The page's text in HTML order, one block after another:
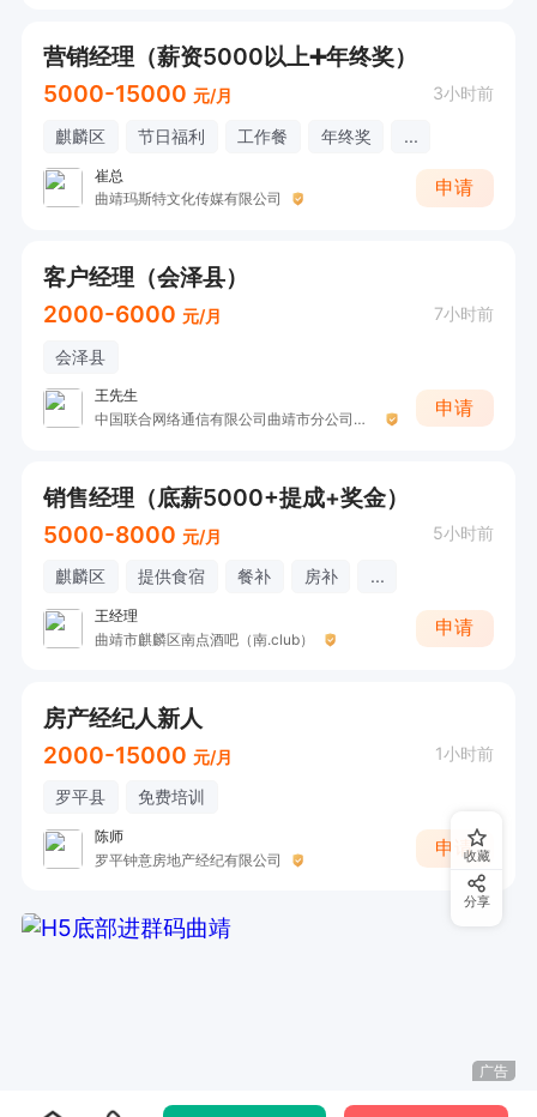
营销经理（薪资5000以上➕年终奖）
5000-15000 元/月 3小时前
麒麟区 节日福利 工作餐 年终奖 ...
崔总
曲靖玛斯特文化传媒有限公司
申请
客户经理（会泽县）
2000-6000 元/月 7小时前
会泽县
王先生
中国联合网络通信有限公司曲靖市分公司（中国联通）
申请
销售经理（底薪5000+提成+奖金）
5000-8000 元/月 5小时前
麒麟区 提供食宿 餐补 房补 ...
王经理
曲靖市麒麟区南点酒吧（南.club）
申请
房产经纪人新人
2000-15000 元/月 1小时前
罗平县 免费培训
陈师
罗平钟意房地产经纪有限公司
申请
广告
收藏
分享